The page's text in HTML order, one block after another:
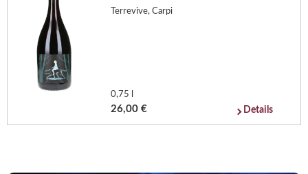
Terrevive, Carpi
0,75 l
26,00 € Details